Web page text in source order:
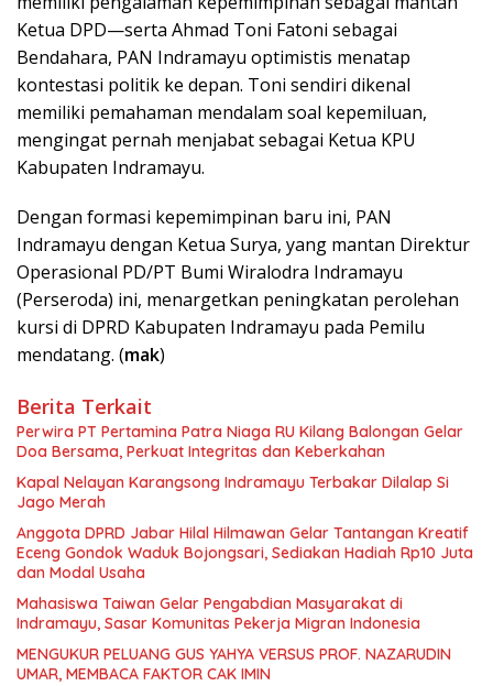
Ketua DPD—serta Ahmad Toni Fatoni sebagai
Bendahara, PAN Indramayu optimistis menatap
kontestasi politik ke depan. Toni sendiri dikenal
memiliki pemahaman mendalam soal kepemiluan,
mengingat pernah menjabat sebagai Ketua KPU
Kabupaten Indramayu.
Dengan formasi kepemimpinan baru ini, PAN
Indramayu dengan Ketua Surya, yang mantan Direktur
Operasional PD/PT Bumi Wiralodra Indramayu
(Perseroda) ini, menargetkan peningkatan perolehan
kursi di DPRD Kabupaten Indramayu pada Pemilu
mendatang. (mak)
Berita Terkait
Perwira PT Pertamina Patra Niaga RU Kilang Balongan Gelar
Doa Bersama, Perkuat Integritas dan Keberkahan
Kapal Nelayan Karangsong Indramayu Terbakar Dilalap Si
Jago Merah
Anggota DPRD Jabar Hilal Hilmawan Gelar Tantangan Kreatif
Eceng Gondok Waduk Bojongsari, Sediakan Hadiah Rp10 Juta
dan Modal Usaha
Mahasiswa Taiwan Gelar Pengabdian Masyarakat di
Indramayu, Sasar Komunitas Pekerja Migran Indonesia
MENGUKUR PELUANG GUS YAHYA VERSUS PROF. NAZARUDIN
UMAR, MEMBACA FAKTOR CAK IMIN